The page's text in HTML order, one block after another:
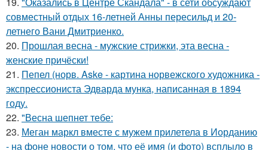
совместный отдых 16-летней Анны пересильд и 20-
летнего Вани Дмитриенко.
20. Прошлая весна - мужские стрижки, эта весна -
женские причёски!
21. Пепел (норв. Aske - картина норвежского художника -
экспрессиониста Эдварда мунка, написанная в 1894
году.
22. "Весна шепнет тебе:
23. Меган маркл вместе с мужем прилетела в Иорданию
- на фоне новости о том, что её имя (и фото) всплыло в